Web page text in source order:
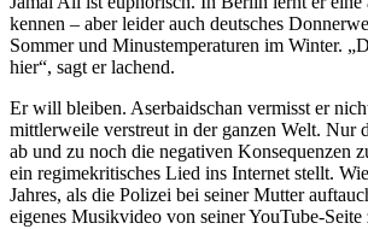
kennen – aber leider auch deutsches
Sommer und Minustemperaturen im Winter.
hier“, sagt er lachend.
Er will bleiben. Aserbaidschan vermisst er
mittlerweile verstreut in der ganzen Welt. Nur
ab und zu noch die negativen Konsequenzen
ein regimekritisches Lied ins Internet stellt.
Jahres, als die Polizei bei seiner Mutter
eigenes Musikvideo von seiner YouTube-Seite